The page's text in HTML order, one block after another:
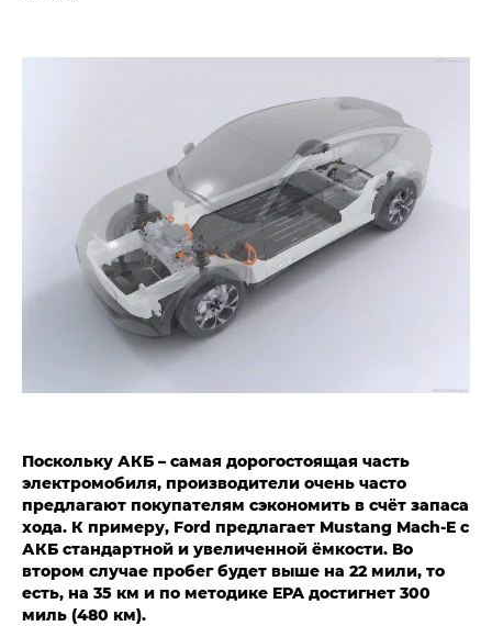
Поскольку АКБ – самая дорогостоящая часть
электромобиля, производители очень часто
предлагают покупателям сэкономить в счёт запаса
хода. К примеру, Ford предлагает Mustang Mach-E с
АКБ стандартной и увеличенной ёмкости. Во
втором случае пробег будет выше на 22 мили, то
есть, на 35 км и по методике EPA достигнет 300
миль (480 км).